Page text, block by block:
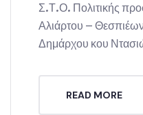
Σ.Τ.Ο. Πολιτικής
Αλιάρτου –
Δημάρχου κου
READ MORE